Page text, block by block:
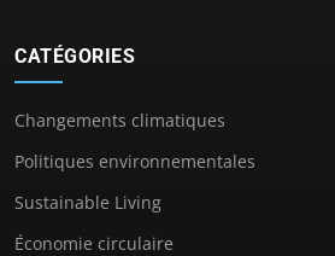
CATÉGORIES
Changements climatiques
Politiques environnementales
Sustainable Living
Économie circulaire